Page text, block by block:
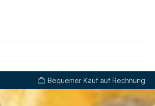
Bequemer Kauf auf Rechnung